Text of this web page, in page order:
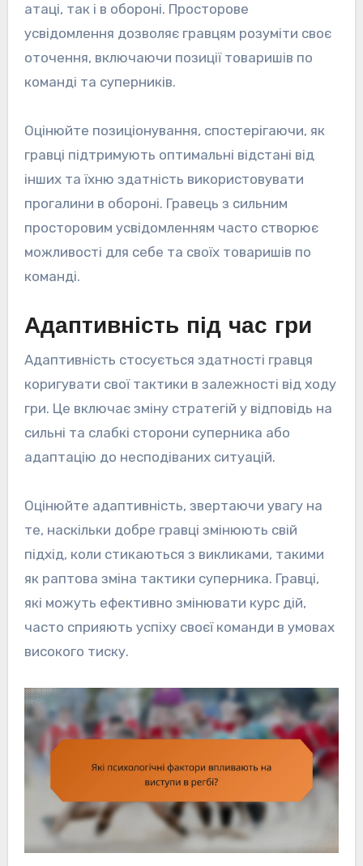
атаці, так і в обороні. Просторове
усвідомлення дозволяє гравцям розуміти своє
оточення, включаючи позиції товаришів по
команді та суперників.
Оцінюйте позиціонування, спостерігаючи, як
гравці підтримують оптимальні відстані від
інших та їхню здатність використовувати
прогалини в обороні. Гравець з сильним
просторовим усвідомленням часто створює
можливості для себе та своїх товаришів по
команді.
Адаптивність під час гри
Адаптивність стосується здатності гравця
коригувати свої тактики в залежності від ходу
гри. Це включає зміну стратегій у відповідь на
сильні та слабкі сторони суперника або
адаптацію до несподіваних ситуацій.
Оцінюйте адаптивність, звертаючи увагу на
те, наскільки добре гравці змінюють свій
підхід, коли стикаються з викликами, такими
як раптова зміна тактики суперника. Гравці,
які можуть ефективно змінювати курс дій,
часто сприяють успіху своєї команди в умовах
високого тиску.